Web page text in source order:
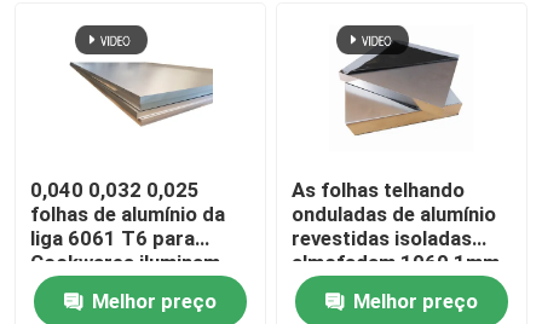
0,040 0,032 0,025
folhas de alumínio da
liga 6061 T6 para
Cookwares iluminam
placas da impressão
da sublimação
Melhor preço
As folhas telhando
onduladas de alumínio
revestidas isoladas
almofadam 1060 1mm
3mm 5mm 10mm 3004
3005 Melhor preço